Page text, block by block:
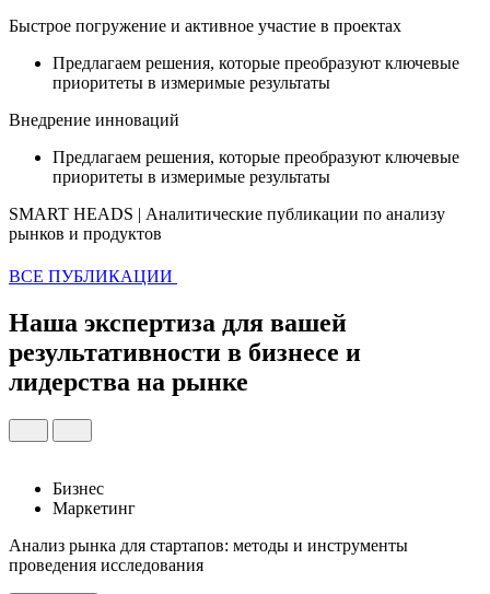
Быстрое погружение и активное участие в проектах
Предлагаем решения, которые преобразуют ключевые
приоритеты в измеримые результаты
Внедрение инноваций
Предлагаем решения, которые преобразуют ключевые
приоритеты в измеримые результаты
SMART HEADS | Аналитические публикации по анализу
рынков и продуктов
ВСЕ ПУБЛИКАЦИИ
Наша экспертиза для вашей
результативности в бизнесе и
лидерства на рынке
Бизнес
Маркетинг
Анализ рынка для стартапов: методы и инструменты
проведения исследования